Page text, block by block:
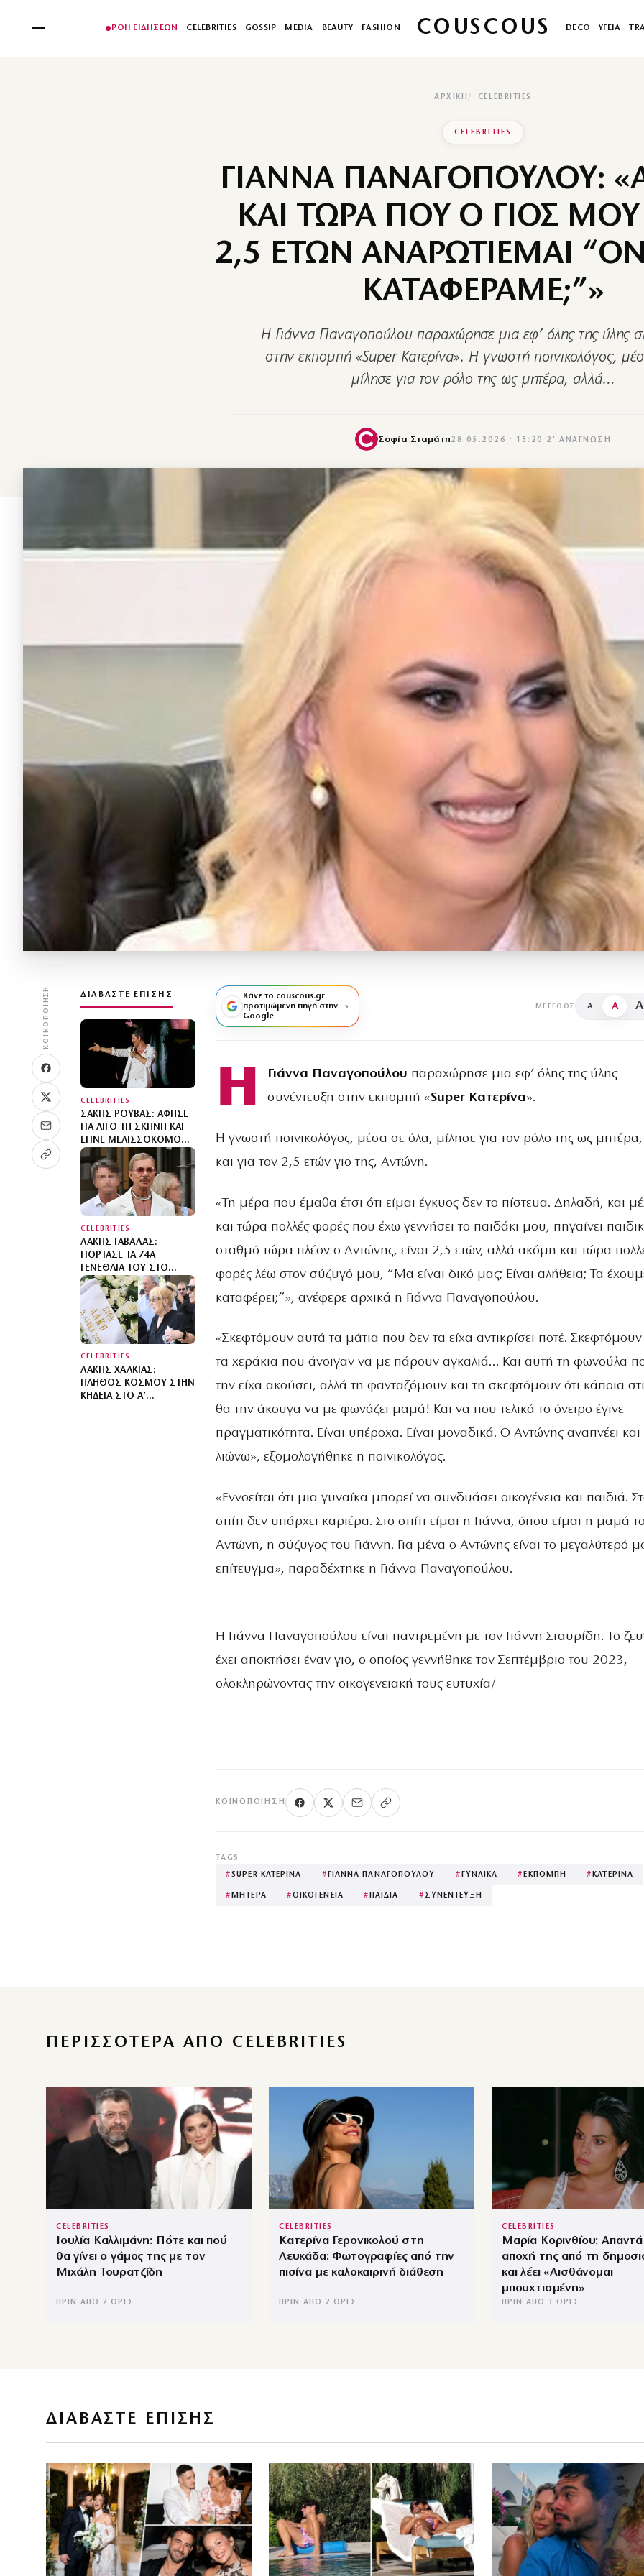
ΡΟΗ ΕΙΔΗΣΕΩΝ CELEBRITIES GOSSIP MEDIA BEAUTY FASHION COUSCOUS DECO ΥΓΕΙΑ
ΑΡΧΙΚΉ CELEBRITIES
CELEBRITIES
ΓΙΑΝΝΑ ΠΑΝΑΓΟΠΟΥΛΟΥ:
ΚΑΙ ΤΩΡΑ ΠΟΥ Ο ΓΙΟΣ ΜΟΥ
2,5 ΕΤΩΝ ΑΝΑΡΩΤΙΕΜΑΙ
ΚΑΤΑΦΕΡΑΜΕ;”»
Η Γιάννα Παναγοπούλου παραχώρησε μια εφ’ όλης της ύλης
στην εκπομπή «Super Κατερίνα». Η γνωστή ποινικολόγος,
μίλησε για τον ρόλο της ως μητέρα, αλλά…
Σοφία Σταμάτη28.05.2026 · 15:20 · 2′ ΑΝΆΓΝΩΣΗ
ΚΟΙΝΟΠΟΊΗΣΗ ΔΙΑΒΆΣΤΕ ΕΠΊΣΗΣ
CELEBRITIES
ΣΆΚΗΣ ΡΟΥΒΆΣ: ΆΦΗΣΕ
ΓΙΑ ΛΊΓΟ ΤΗ ΣΚΗΝΉ ΚΑΙ
ΈΓΙΝΕ ΜΕΛΙΣΣΟΚΌΜΟΣ
ΣΤΗΝ ΚΎΘΝΟ
CELEBRITIES
ΛΆΚΗΣ ΓΑΒΑΛΆΣ:
ΓΙΌΡΤΑΣΕ ΤΑ 74Α
ΓΕΝΈΘΛΙΆ ΤΟΥ ΣΤΟ
ΕΣΤΙΑΤΌΡΙΟ ΤΗΣ
ΑΡΓΥΡΏΣ
ΜΠΑΡΜΠΑΡΊΓΟΥ ΜΕ
ΑΓΑΠΗΜΈΝΟΥΣ ΦΊΛΟΥΣ
CELEBRITIES
ΛΆΚΗΣ ΧΑΛΚΙΆΣ:
ΠΛΉΘΟΣ ΚΌΣΜΟΥ ΣΤΗΝ
ΚΗΔΕΊΑ ΣΤΟ Α’
Κάνε το couscous.gr
προτιμώμενη πηγή στην
Google
ΜΈΓΕΘΟΣ A A A
Η Γιάννα Παναγοπούλου παραχώρησε μια εφ’ όλης της ύλης
συνέντευξη στην εκπομπή «Super Κατερίνα».
Η γνωστή ποινικολόγος, μέσα σε όλα, μίλησε για τον ρόλο της ως
και για τον 2,5 ετών γιο της, Αντώνη.
«Τη μέρα που έμαθα έτσι ότι είμαι έγκυος δεν το πίστευα. Δηλαδή, και
και τώρα πολλές φορές που έχω γεννήσει το παιδάκι μου, πηγαίνει
σταθμό τώρα πλέον ο Αντώνης, είναι 2,5 ετών, αλλά ακόμη και τώρα
φορές λέω στον σύζυγό μου, “Μα είναι δικό μας; Είναι αλήθεια; Τα
καταφέρει;”», ανέφερε αρχικά η Γιάννα Παναγοπούλου.
«Σκεφτόμουν αυτά τα μάτια που δεν τα είχα αντικρίσει ποτέ.
τα χεράκια που άνοιγαν να με πάρουν αγκαλιά… Και αυτή τη φωνούλα
την είχα ακούσει, αλλά τη φανταζόμουν και τη σκεφτόμουν ότι κάποια
θα την άκουγα να με φωνάζει μαμά! Και να που τελικά το όνειρο έγινε
πραγματικότητα. Είναι υπέροχα. Είναι μοναδικά. Ο Αντώνης αναπνέει και
λιώνω», εξομολογήθηκε η ποινικολόγος.
«Εννοείται ότι μια γυναίκα μπορεί να συνδυάσει οικογένεια και παιδιά.
σπίτι δεν υπάρχει καριέρα. Στο σπίτι είμαι η Γιάννα, όπου είμαι η μαμά
Αντώνη, η σύζυγος του Γιάννη. Για μένα ο Αντώνης είναι το μεγαλύτερό
επίτευγμα», παραδέχτηκε η Γιάννα Παναγοπούλου.
Η Γιάννα Παναγοπούλου είναι παντρεμένη με τον Γιάννη Σταυρίδη. Το
έχει αποκτήσει έναν γιο, ο οποίος γεννήθηκε τον Σεπτέμβριο του 2023,
ολοκληρώνοντας την οικογενειακή τους ευτυχία/
ΚΟΙΝΟΠΟΊΗΣΗ
TAGS
#SUPER ΚΑΤΕΡΙΝΑ # ΓΙΑΝΝΑ ΠΑΝΑΓΟΠΟΥΛΟΥ # ΓΥΝΑΙΚΑ # ΕΚΠΟΜΠΗ # ΚΑΤΕΡΙΝΑ
# ΜΗΤΕΡΑ #ΟΙΚΟΓΕΝΕΙΑ # ΠΑΙΔΙΑ # ΣΥΝΕΝΤΕΥΞΗ
ΠΕΡΙΣΣΌΤΕΡΑ ΑΠΌ CELEBRITIES
CELEBRITIES
Ιουλία Καλλιμάνη: Πότε και πού
θα γίνει ο γάμος της με τον
Μιχάλη Τουρατζίδη
ΠΡΙΝ ΑΠΌ 2 ΏΡΕΣ
CELEBRITIES
Κατερίνα Γερονικολού στη
Λευκάδα: Φωτογραφίες από την
πισίνα με καλοκαιρινή διάθεση
ΠΡΙΝ ΑΠΌ 2 ΏΡΕΣ
CELEBRITIES
Μαρία Κορινθίου: Απαντά
αποχή της από τη
και λέει «Αισθάνομαι
μπουχτισμένη»
ΠΡΙΝ ΑΠΌ 3 ΏΡΕΣ
ΔΙΑΒΑΣΤΕ ΕΠΙΣΗΣ